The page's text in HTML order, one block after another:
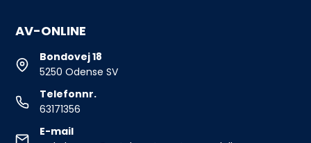
AV-ONLINE
Bondovej 18
5250 Odense SV
Telefonnr.
63171356
E-mail